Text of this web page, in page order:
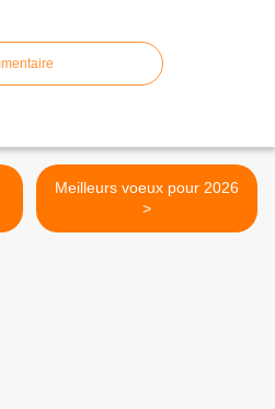
Meilleurs voeux pour 2026
>